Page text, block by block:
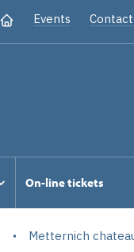
Events Contact
On-line tickets
Metternich